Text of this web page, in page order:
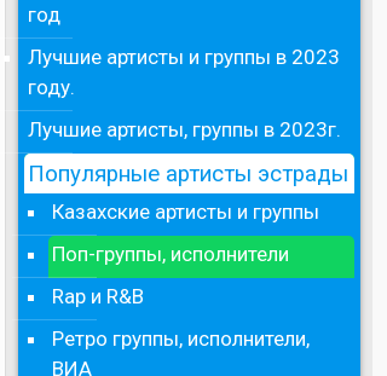
год
Лучшие артисты и группы в 2023
году.
Лучшие артисты, группы в 2023г.
Популярные артисты эстрады
Казахские артисты и группы
Поп-группы, исполнители
Rap и R&B
Ретро группы, исполнители,
ВИА